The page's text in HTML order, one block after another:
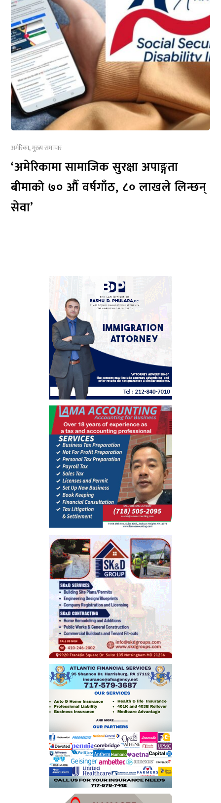
अमेरिका,मुख्य समाचार
‘अमेरिकामा सामाजिक सुरक्षा अपाङ्गता
बीमाको ७० औँ वर्षगाँठ, ८० लाखले लिन्छन्
सेवा’